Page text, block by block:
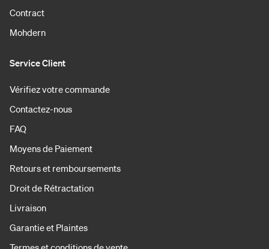
Contract
Mohdern
Service Client
Vérifiez votre commande
Contactez-nous
FAQ
Moyens de Paiement
Retours et remboursements
Droit de Rétractation
Livraison
Garantie et Plaintes